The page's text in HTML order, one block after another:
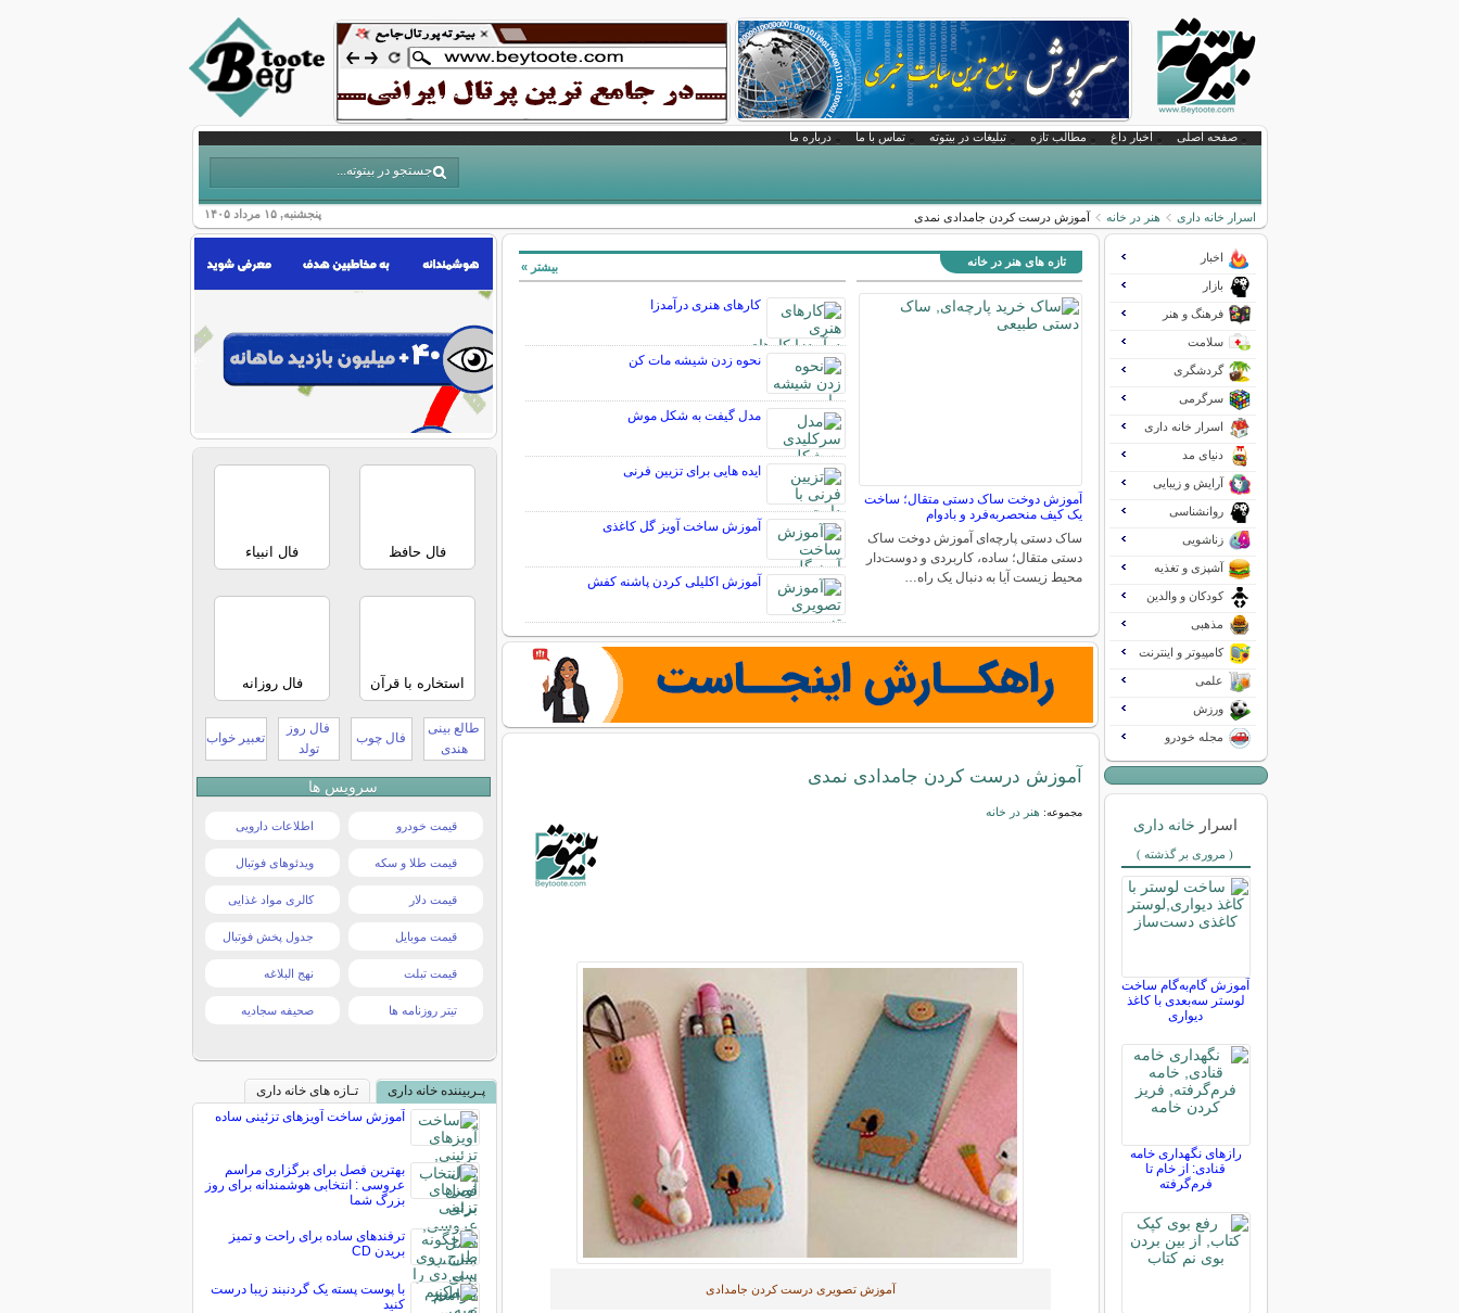
صفحه اصلی اخبار داغ مطالب تازه تبلیغات در بیتوته تماس با ما درباره ما
پنجشنبه, ۱۵ مرداد ۱۴۰۵ اسرار خانه داری هنر در خانه آموزش درست کردن جامدادی نمدی
تازه های هنر در خانه
آموزش دوخت ساک دستی متقال؛ ساخت
یک کیف منحصربه‌فرد و بادوام
ساک دستی پارچه‌ای آموزش دوخت ساک
دستی متقال؛ ساده، کاربردی و دوست‌دار
محیط زیست آیا به دنبال یک راه…
کارهای هنری درآمدزا
نحوه زدن شیشه مات کن
مدل گیفت به شکل موش
ایده هایی برای تزیین فرنی
آموزش ساخت آویز گل کاغذی
آموزش اکلیلی کردن پاشنه کفش
بیشتر »
آموزش درست کردن جامدادی نمدی
مجموعه: هنر در خانه
آموزش تصویری درست کردن جامدادی
اخبار
بازار
فرهنگ و هنر
سلامت
گردشگری
سرگرمی
اسرار خانه داری
دنیای مد
آرایش و زیبایی
روانشناسی
زناشویی
آشپزی و تغذیه
کودکان و والدین
مذهبی
کامپیوتر و اینترنت
علمی
ورزش
مجله خودرو
اسرار خانه داری
( مروری بر گذشته )
آموزش گام‌به‌گام ساخت
لوستر سه‌بعدی با کاغذ
دیواری
رازهای نگهداری خامه
قنادی: از خام تا
فرم‌گرفته
فال حافظ فال انبیاء
استخاره با قرآن فال روزانه
طالع بینی
هندی
فال چوب
فال روز
تولد
تعبیر خواب
سرویس ها
قیمت خودرو اطلاعات دارویی
قیمت طلا و سکه ویدئوهای فوتبال
قیمت دلار کالری مواد غذایی
قیمت موبایل جدول پخش فوتبال
قیمت تبلت نهج البلاغه
تیتر روزنامه ها صحیفه سجادیه
پـربیننده خانه داری
تـازه های خانه داری
آموزش ساخت آویزهای تزئینی ساده
بهترین فصل برای برگزاری مراسم
عروسی : انتخابی هوشمندانه برای روز
بزرگ شما
ترفندهای ساده برای راحت و تمیز
بریدن CD
با پوست پسته یک گردنبند زیبا درست
کنید